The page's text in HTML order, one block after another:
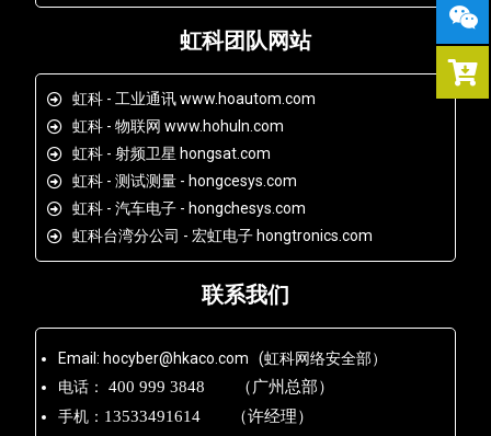
虹科团队网站
虹科 - 工业通讯 www.hoautom.com
虹科 - 物联网 www.hohuln.com
虹科 - 射频卫星 hongsat.com
虹科 - 测试测量 - hongcesys.com
虹科 - 汽车电子 - hongchesys.com
虹科台湾分公司 - 宏虹电子 hongtronics.com
联系我们
Email: hocyber@hkaco.com (虹科网络安全部）
电话：
400 999 3848 （广州总部）
手机： 13533491614 （许经理）